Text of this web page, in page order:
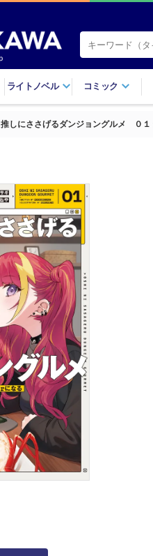
ライトノベル コミック
推しにささげるダンジョングルメ ０１